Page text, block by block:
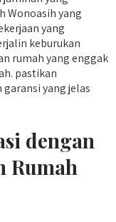
Wonoasih yang
yang
keburukan
rumah yang enggak
pastikan
yang jelas
dengan
Rumah